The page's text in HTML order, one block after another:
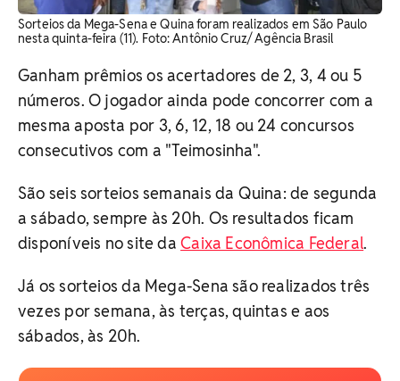
Sorteios da Mega-Sena e Quina foram realizados em São Paulo
nesta quinta-feira (11). Foto: Antônio Cruz/ Agência Brasil
Ganham prêmios os acertadores de 2, 3, 4 ou 5
números. O jogador ainda pode concorrer com a
mesma aposta por 3, 6, 12, 18 ou 24 concursos
consecutivos com a "Teimosinha".
São seis sorteios semanais da Quina: de segunda
a sábado, sempre às 20h. Os resultados ficam
disponíveis no site daCaixa Econômica Federal.
Já os sorteios da Mega-Sena são realizados três
vezes por semana, às terças, quintas e aos
sábados, às 20h.​